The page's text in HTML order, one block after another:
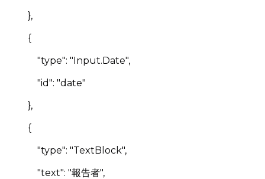
},
{
"type": "Input.Date",
"id": "date"
},
{
"type": "TextBlock",
"text": "報告者",